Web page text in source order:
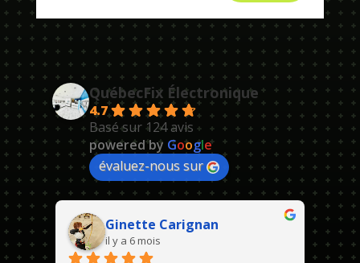
QuébecFix Électronique
4.7
Basé sur 124 avis
powered by Google
évaluez-nous sur
Ginette Carignan
il y a 6 mois